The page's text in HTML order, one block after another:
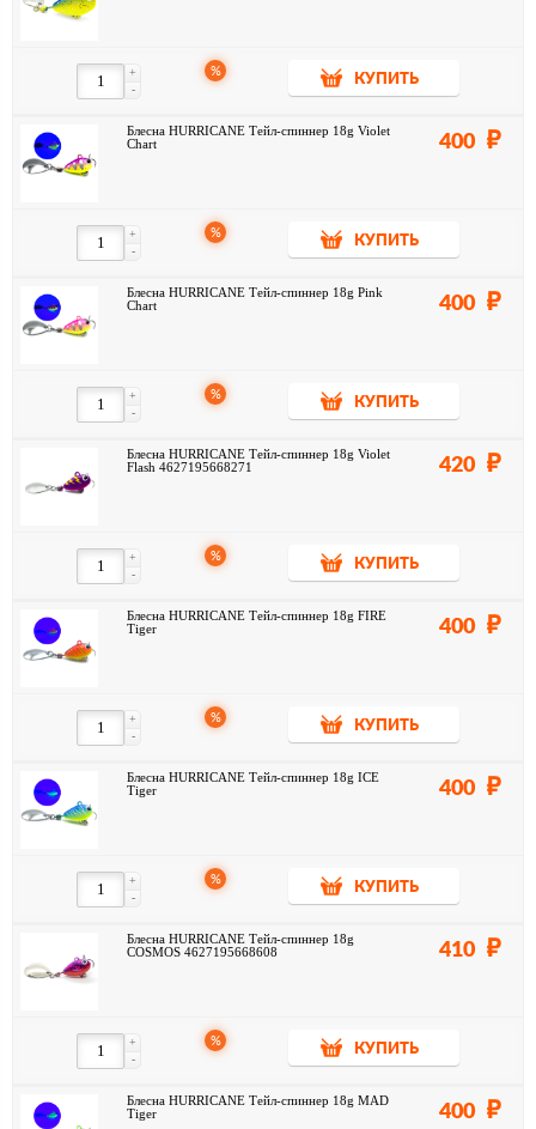
-
+ %
КУПИТЬ
Блесна HURRICANE Тейл-спиннер 18g Violet
Chart
400
-
+ %
КУПИТЬ
Блесна HURRICANE Тейл-спиннер 18g Pink
Chart
400
-
+ %
КУПИТЬ
Блесна HURRICANE Тейл-спиннер 18g Violet
Flash 4627195668271
420
-
+ %
КУПИТЬ
Блесна HURRICANE Тейл-спиннер 18g FIRE
Tiger
400
-
+ %
КУПИТЬ
Блесна HURRICANE Тейл-спиннер 18g ICE
Tiger
400
-
+ %
КУПИТЬ
Блесна HURRICANE Тейл-спиннер 18g
COSMOS 4627195668608
410
-
+ %
КУПИТЬ
Блесна HURRICANE Тейл-спиннер 18g MAD
Tiger
400